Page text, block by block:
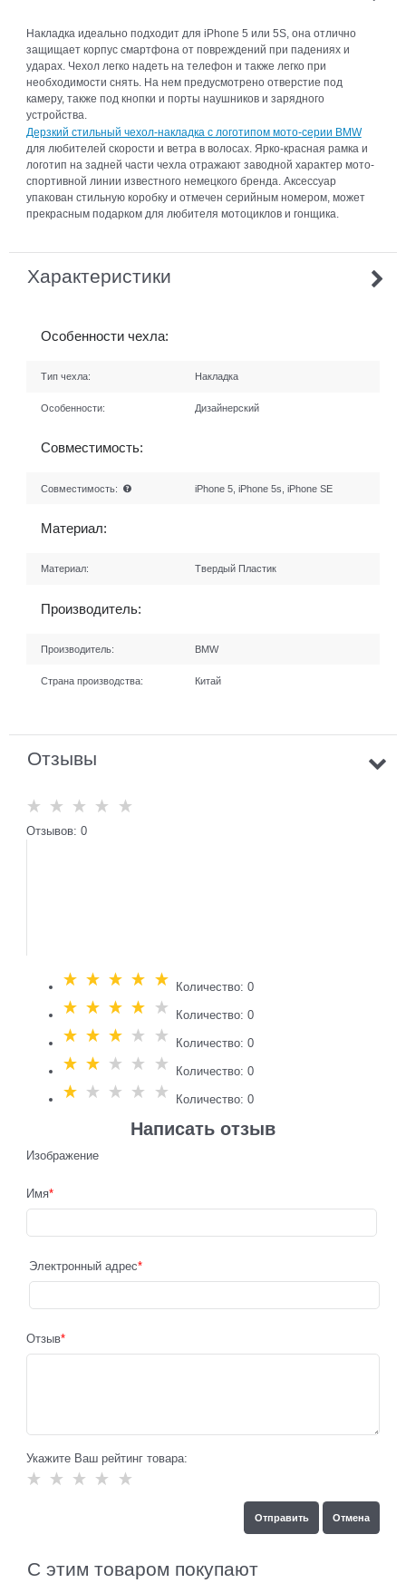
Накладка идеально подходит для iPhone 5 или 5S, она отлично
защищает корпус смартфона от повреждений при падениях и
ударах. Чехол легко надеть на телефон и также легко при
необходимости снять. На нем предусмотрено отверстие под
камеру, также под кнопки и порты наушников и зарядного
устройства.
Дерзкий стильный чехол-накладка с логотипом мото-серии BMW
для любителей скорости и ветра в волосах. Ярко-красная рамка и
логотип на задней части чехла отражают заводной характер мото-
спортивной линии известного немецкого бренда. Аксессуар
упакован стильную коробку и отмечен серийным номером, может
прекрасным подарком для любителя мотоциклов и гонщика.
Характеристики
Особенности чехла:
Тип чехла: Накладка
Особенности: Дизайнерский
Совместимость:
Совместимость: iPhone 5, iPhone 5s, iPhone SE
Материал:
Материал: Твердый Пластик
Производитель:
Производитель: BMW
Страна производства: Китай
Отзывы
Отзывов: 0
Количество: 0
Количество: 0
Количество: 0
Количество: 0
Количество: 0
Написать отзыв
Изображение
Имя
Электронный адрес
Отзыв
Укажите Ваш рейтинг товара:
С этим товаром покупают